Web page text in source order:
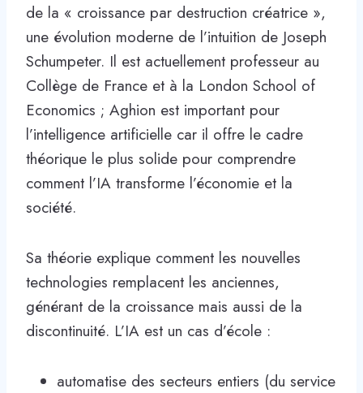
de la « croissance par destruction créatrice »,
une évolution moderne de l’intuition de Joseph
Schumpeter. Il est actuellement professeur au
Collège de France et à la London School of
Economics ; Aghion est important pour
l’intelligence artificielle car il offre le cadre
théorique le plus solide pour comprendre
comment l’IA transforme l’économie et la
société.
Sa théorie explique comment les nouvelles
technologies remplacent les anciennes,
générant de la croissance mais aussi de la
discontinuité. L’IA est un cas d’école :
automatise des secteurs entiers (du service